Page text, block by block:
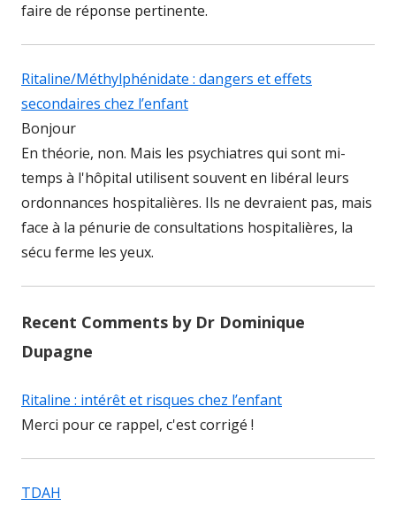
faire de réponse pertinente.
Ritaline/Méthylphénidate : dangers et effets
secondaires chez l’enfant
Bonjour
En théorie, non. Mais les psychiatres qui sont mi-
temps à l'hôpital utilisent souvent en libéral leurs
ordonnances hospitalières. Ils ne devraient pas, mais
face à la pénurie de consultations hospitalières, la
sécu ferme les yeux.
Recent Comments by Dr Dominique
Dupagne
Ritaline : intérêt et risques chez l’enfant
Merci pour ce rappel, c'est corrigé !
TDAH